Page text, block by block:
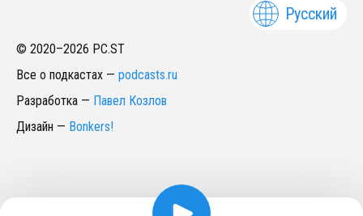
Русский
© 2020–2026 PC.ST
Все о подкастах — podcasts.ru
Разработка — Павел Козлов
Дизайн — Bonkers!